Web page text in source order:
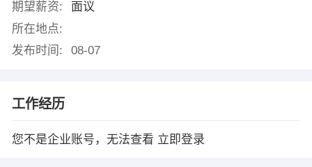
期望薪资:
面议
所在地点:
发布时间:
08-07
工作经历
您不是企业账号，无法查看 立即登录